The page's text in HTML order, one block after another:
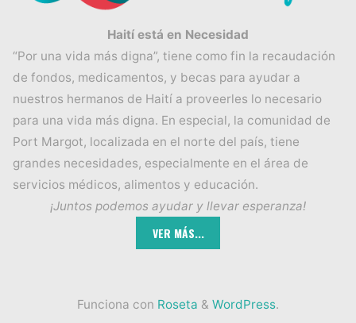
Haití está en Necesidad
“Por una vida más digna”, tiene como fin la recaudación
de fondos, medicamentos, y becas para ayudar a
nuestros hermanos de Haití a proveerles lo necesario
para una vida más digna. En especial, la comunidad de
Port Margot, localizada en el norte del país, tiene
grandes necesidades, especialmente en el área de
servicios médicos, alimentos y educación.
¡Juntos podemos ayudar y llevar esperanza!
Funciona con Roseta & WordPress.